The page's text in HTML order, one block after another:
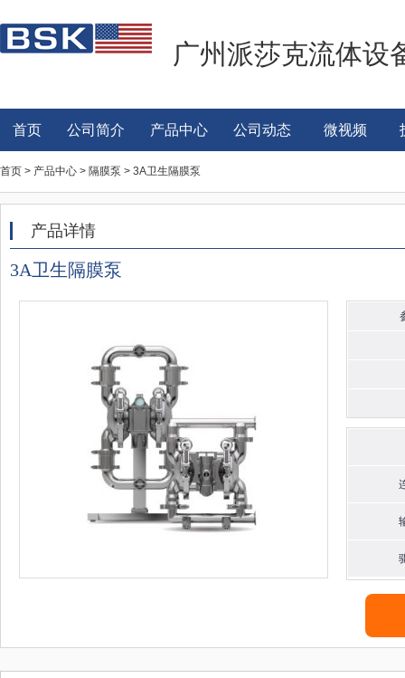
广州派莎克流体设
首页 公司简介 产品中心 公司动态 微视频
首页 > 产品中心 > 隔膜泵 > 3A卫生隔膜泵
产品详情
3A卫生隔膜泵